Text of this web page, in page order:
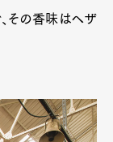
その香味はヘザ